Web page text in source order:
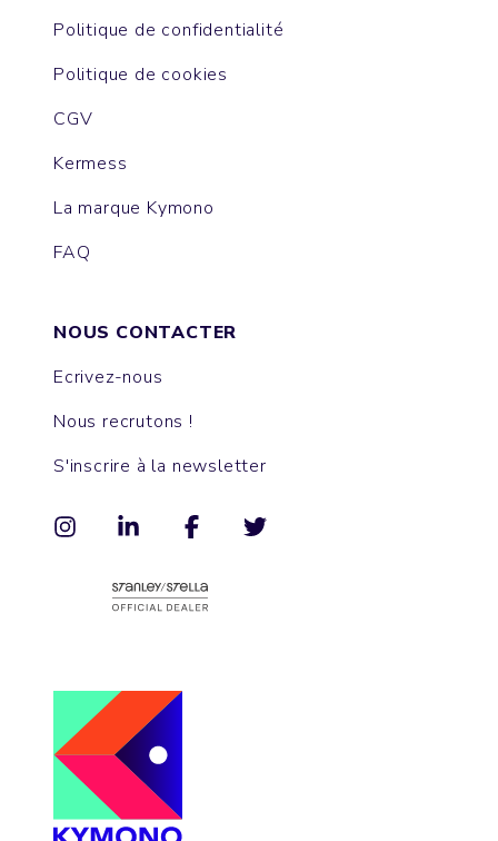
Politique de confidentialité
Politique de cookies
CGV
Kermess
La marque Kymono
FAQ
NOUS CONTACTER
Ecrivez-nous
Nous recrutons !
S'inscrire à la newsletter